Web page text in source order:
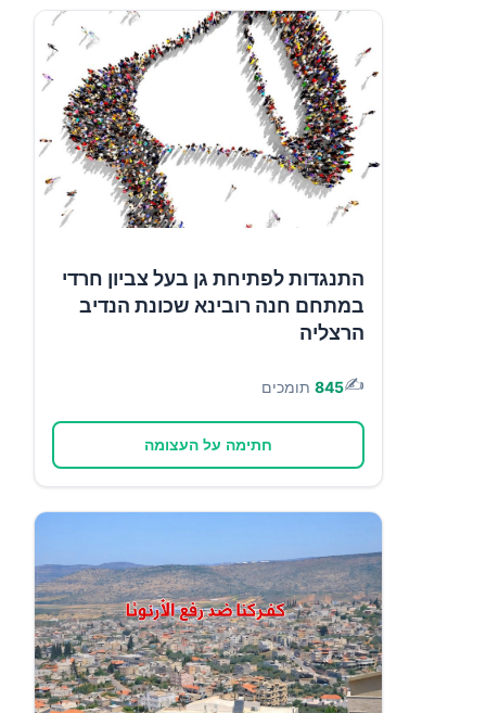
התנגדות לפתיחת גן בעל צביון חרדי
במתחם חנה רובינא שכונת הנדיב
הרצליה
✍️
845 תומכים
חתימה על העצומה